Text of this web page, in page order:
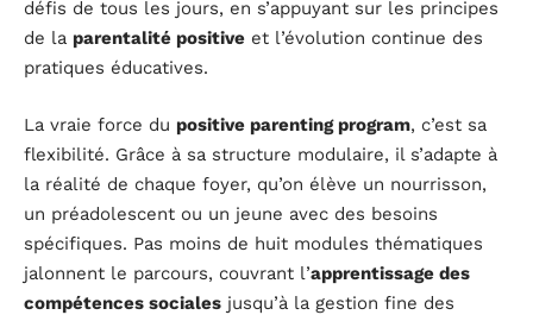
défis de tous les jours, en s’appuyant sur les principes
de la parentalité positive et l’évolution continue des
pratiques éducatives.
La vraie force du positive parenting program, c’est sa
flexibilité. Grâce à sa structure modulaire, il s’adapte à
la réalité de chaque foyer, qu’on élève un nourrisson,
un préadolescent ou un jeune avec des besoins
spécifiques. Pas moins de huit modules thématiques
jalonnent le parcours, couvrant l’apprentissage des
compétences sociales jusqu’à la gestion fine des